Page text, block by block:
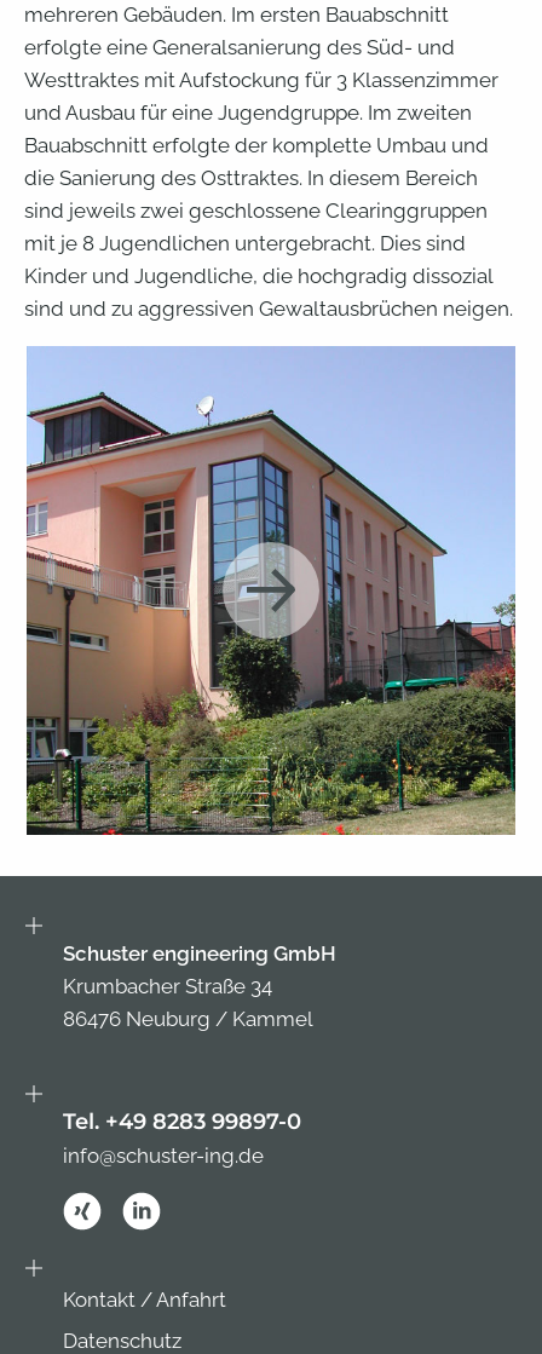
mehreren Gebäuden. Im ersten Bauabschnitt
erfolgte eine Generalsanierung des Süd- und
Westtraktes mit Aufstockung für 3 Klassenzimmer
und Ausbau für eine Jugendgruppe. Im zweiten
Bauabschnitt erfolgte der komplette Umbau und
die Sanierung des Osttraktes. In diesem Bereich
sind jeweils zwei geschlossene Clearinggruppen
mit je 8 Jugendlichen untergebracht. Dies sind
Kinder und Jugendliche, die hochgradig dissozial
sind und zu aggressiven Gewaltausbrüchen neigen.
Schuster engineering GmbH
Krumbacher Straße 34
86476 Neuburg / Kammel
Tel. +49 8283 99897-0
info@schuster-ing.de
Kontakt / Anfahrt
Datenschutz